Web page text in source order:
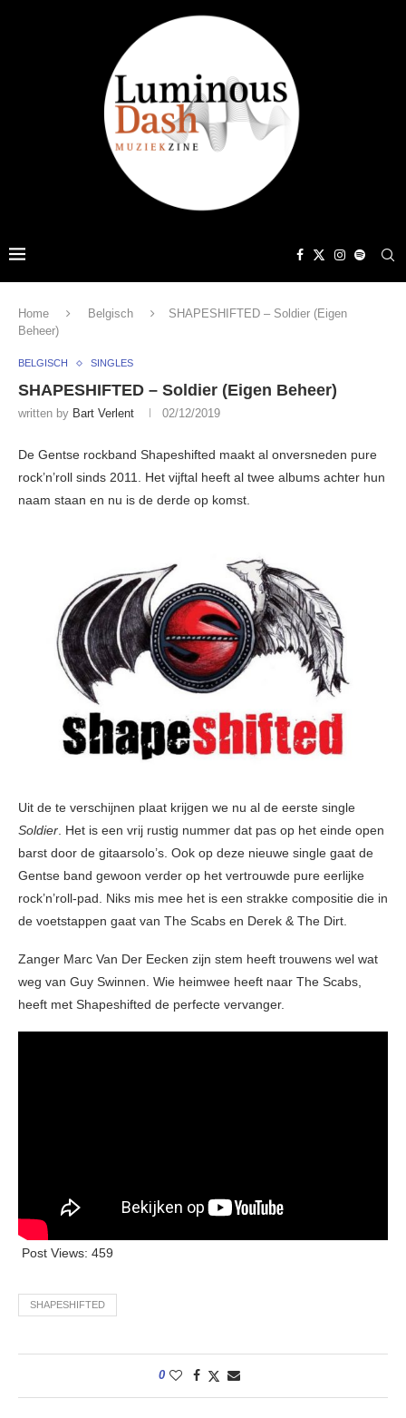
Home Belgisch
SHAPESHIFTED – Soldier (Eigen
Beheer)
BELGISCH SINGLES
SHAPESHIFTED – Soldier (Eigen Beheer)
written by Bart Verlent 02/12/2019
De Gentse rockband Shapeshifted maakt al onversneden pure
rock’n’roll sinds 2011. Het vijftal heeft al twee albums achter hun
naam staan en nu is de derde op komst.
Uit de te verschijnen plaat krijgen we nu al de eerste single
Soldier. Het is een vrij rustig nummer dat pas op het einde open
barst door de gitaarsolo’s. Ook op deze nieuwe single gaat de
Gentse band gewoon verder op het vertrouwde pure eerlijke
rock’n’roll-pad. Niks mis mee het is een strakke compositie die in
de voetstappen gaat van The Scabs en Derek & The Dirt.
Zanger Marc Van Der Eecken zijn stem heeft trouwens wel wat
weg van Guy Swinnen. Wie heimwee heeft naar The Scabs,
heeft met Shapeshifted de perfecte vervanger.
Post Views: 459
SHAPESHIFTED
0